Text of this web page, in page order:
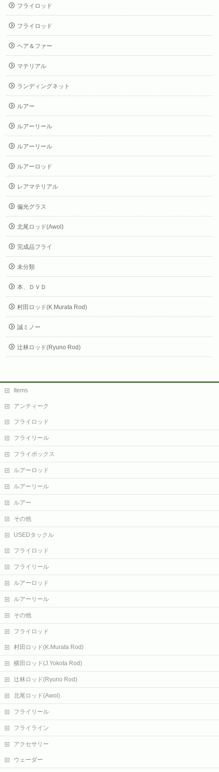
フライロッド
フライロッド
ヘア＆ファー
マテリアル
ランディングネット
ルアー
ルアーリール
ルアーリール
ルアーロッド
レアマテリアル
偏光グラス
北尾ロッド(Awol)
完成品フライ
未分類
本、ＤＶＤ
村田ロッド(K.Murata Rod)
誠ミノー
辻林ロッド(Ryuno Rod)
Items
アンティーク
フライロッド
フライリール
フライボックス
ルアーロッド
ルアーリール
ルアー
その他
USEDタックル
フライロッド
フライリール
ルアーロッド
ルアーリール
その他
フライロッド
村田ロッド(K.Murata Rod)
横田ロッド(J.Yokota Rod)
辻林ロッド(Ryuno Rod)
北尾ロッド(Awol)
フライリール
フライライン
アクセサリー
ウェーダー